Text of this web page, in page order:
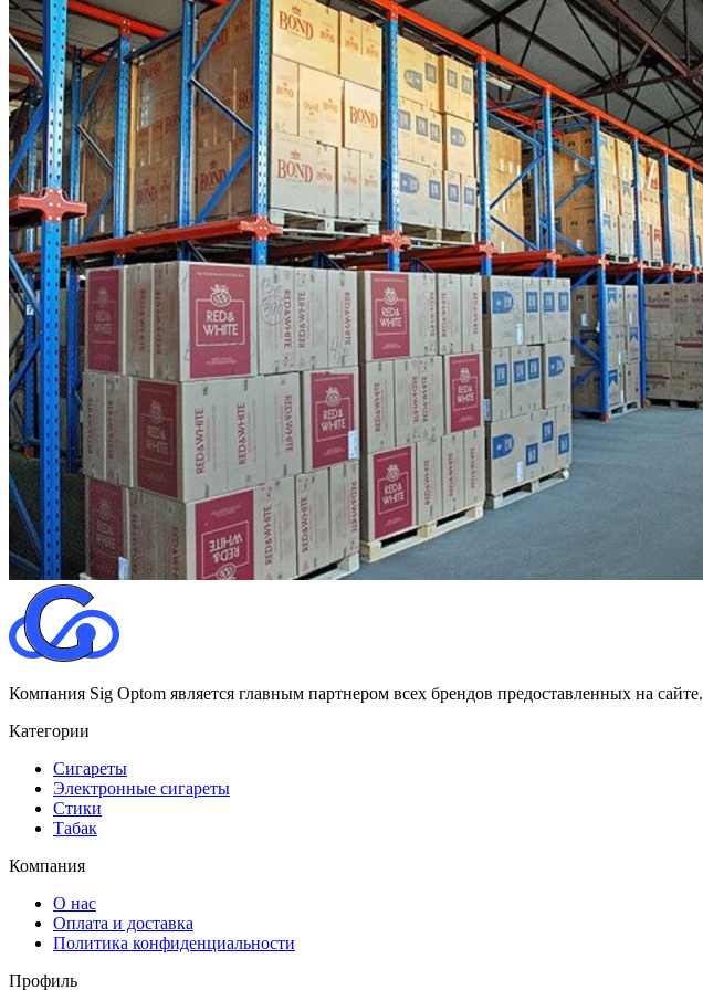
Компания Sig Optom является главным партнером всех брендов предоставленных на сайте.
Категории
Сигареты
Электронные сигареты
Стики
Табак
Компания
О нас
Оплата и доставка
Политика конфиденциальности
Профиль